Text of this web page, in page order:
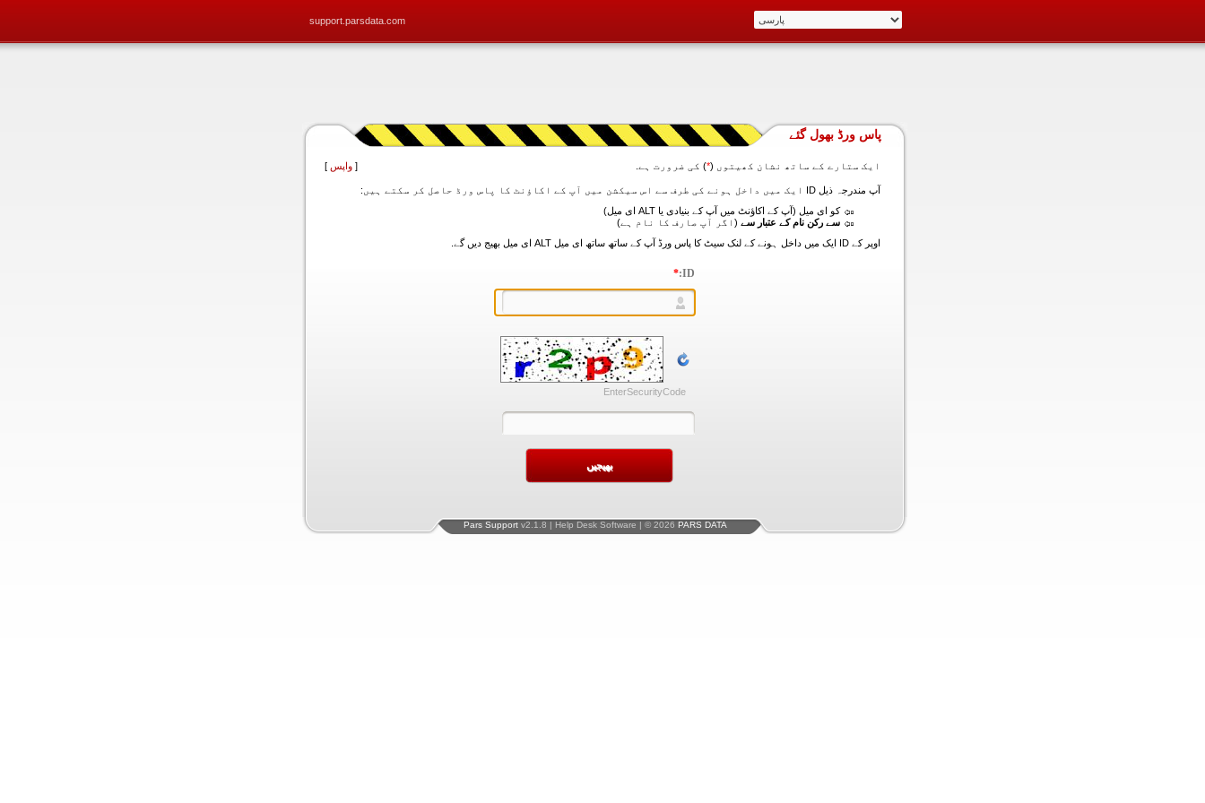
support.parsdata.com
پاس ورڈ بھول گئے
ایک ستارے کے ساتھ نشان کھیتوں (*) کی ضرورت ہے. [ واپس ]
آپ مندرجہ ذیل ID ایک میں داخل ہونے کی طرف سے اس سیکشن میں آپ کے اکاؤنٹ کا پاس ورڈ حاصل کر سکتے ہیں:
کو ای میل (آپ کے اکاؤنٹ میں آپ کے بنیادی یا ALT ای میل)
سے رکن نام کے عتبار سے (اگر آپ صارف کا نام ہے)
اوپر کے ID ایک میں داخل ہونے کے لنک سیٹ کا پاس ورڈ آپ کے ساتھ ساتھ ای میل ALT ای میل بھیج دیں گے.
ID:
*
EnterSecurityCode
Pars Support v2.1.8 | Help Desk Software | © 2026 PARS DATA